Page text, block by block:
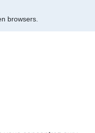
browsers.